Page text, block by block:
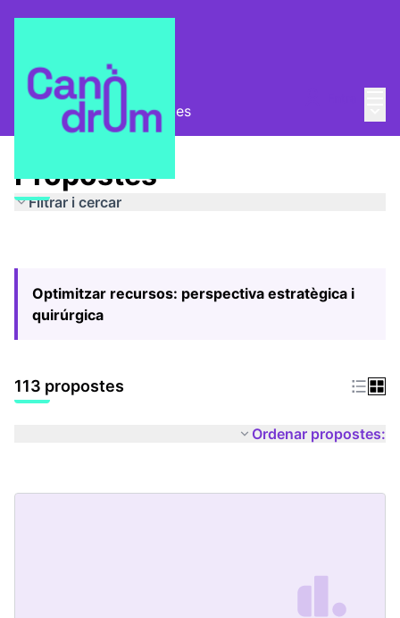
Pla Estratègic Propostes
Propostes
Filtrar i cercar
Optimitzar recursos: perspectiva estratègica i
quirúrgica
113 propostes
Ordenar propostes: